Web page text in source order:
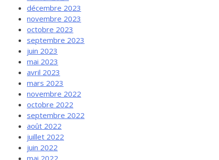
décembre 2023
novembre 2023
octobre 2023
septembre 2023
juin 2023
mai 2023
avril 2023
mars 2023
novembre 2022
octobre 2022
septembre 2022
août 2022
juillet 2022
juin 2022